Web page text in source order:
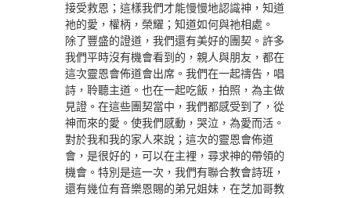
接受救恩；這樣我們才能慢慢地認識神，知道
祂的愛，權柄，榮耀；知道如何與祂相處。
除了豐盛的證道，我們還有美好的團契。許多
我們平時沒有機會看到的，親人與朋友，都在
這次靈恩會佈道會出席。我們在一起禱告，唱
詩，聆聽主道。也在一起吃飯，拍照，為主做
見證。在這些團契當中，我們都感受到了，從
神而來的愛。使我們感動，哭泣，為愛而活。
對於我和我的家人來說；這次的靈恩會佈道
會，是很好的，可以在主裡，尋求神的帶領的
機會。特別是這一次，我們有聯合教會詩班，
還有幾位有音樂恩賜的弟兄姐妹，在芝加哥教